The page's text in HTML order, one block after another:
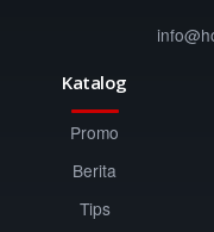
Katalog
Promo
Berita
Tips